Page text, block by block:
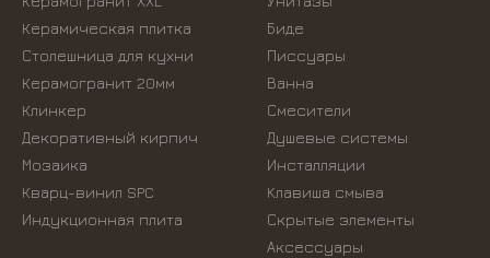
Керамическая плитка
Столешница для кухни
Керамогранит 20мм
Клинкер
Декоративный кирпич
Мозаика
Кварц-винил SPC
Индукционная плита
Биде
Писсуары
Ванна
Смесители
Душевые системы
Инсталляции
Kлавиша смыва
Скрытые элементы
Аксессуары